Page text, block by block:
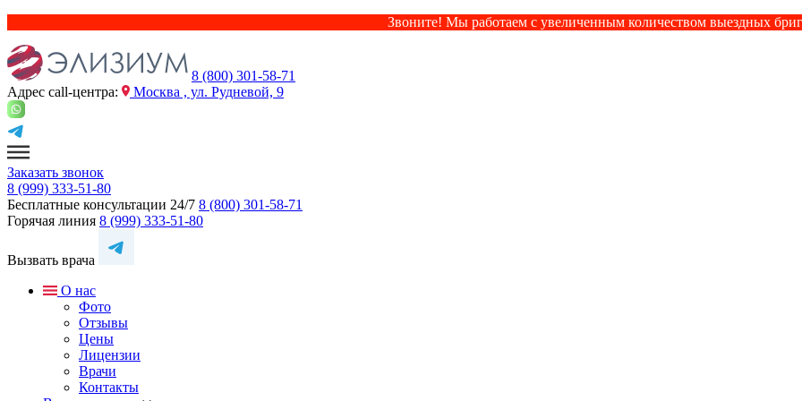
Звоните! Мы работаем с увеличенным количеством выездных
8 (800) 301-58-71
Адрес сall-центра:
Москва , ул. Рудневой, 9
Заказать звонок
8 (999) 333-51-80
Бесплатные консультации 24/7 8 (800) 301-58-71
Горячая линия 8 (999) 333-51-80
Вызвать врача
О нас
Фото
Отзывы
Цены
Лицензии
Врачи
Контакты